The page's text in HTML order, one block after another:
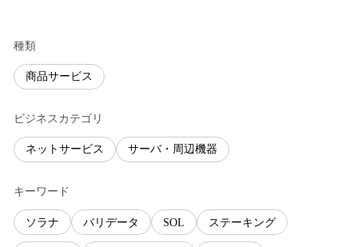
種類
商品サービス
ビジネスカテゴリ
ネットサービス サーバ・周辺機器
キーワード
ソラナ バリデータ SOL ステーキング